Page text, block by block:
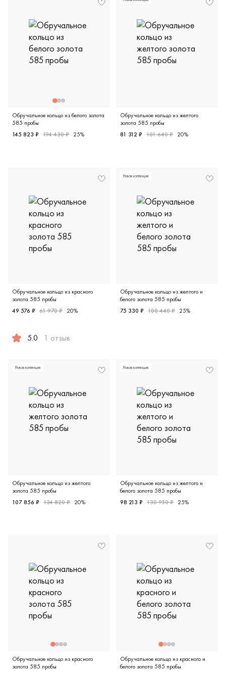
Обручальное кольцо из белого золота
585 пробы
145 823 ₽ 194 430 ₽ 25%
Обручальное кольцо из желтого
золота 585 пробы
81 312 ₽ 101 640 ₽ 20%
Обручальное кольцо из красного
золота 585 пробы
49 576 ₽ 61 970 ₽ 20%
5.0 1 отзыв
Новая коллекция
Обручальное кольцо из желтого и
белого золота 585 пробы
75 330 ₽ 100 440 ₽ 25%
Новая коллекция
Обручальное кольцо из желтого
золота 585 пробы
107 856 ₽ 134 820 ₽ 20%
Новая коллекция
Обручальное кольцо из желтого и
белого золота 585 пробы
98 213 ₽ 130 950 ₽ 25%
Обручальное кольцо из красного
золота 585 пробы
Обручальное кольцо из красного и
белого золота 585 пробы